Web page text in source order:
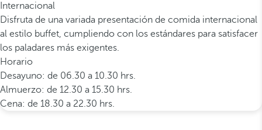
Internacional
Disfruta de una variada presentación de comida internacional
al estilo buffet, cumpliendo con los estándares para satisfacer
los paladares más exigentes.
Horario
Desayuno: de 06.30 a 10.30 hrs.
Almuerzo: de 12.30 a 15.30 hrs.
Cena: de 18.30 a 22.30 hrs.